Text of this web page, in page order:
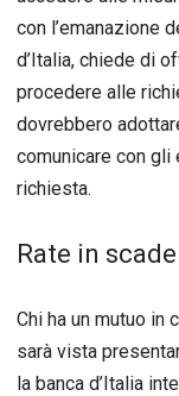
con l’emanazione
d’Italia, chiede di
procedere alle
dovrebbero
comunicare con
richiesta.
Rate in
Chi ha un mutuo in
sarà vista
la banca d’Italia